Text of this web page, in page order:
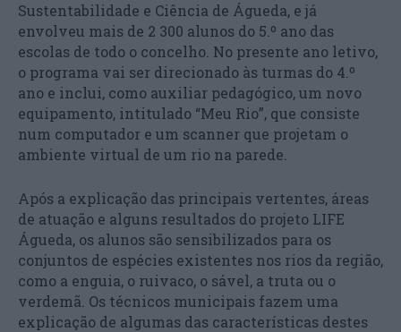
Sustentabilidade e Ciência de Águeda, e já
envolveu mais de 2 300 alunos do 5.º ano das
escolas de todo o concelho. No presente ano letivo,
o programa vai ser direcionado às turmas do 4.º
ano e inclui, como auxiliar pedagógico, um novo
equipamento, intitulado “Meu Rio”, que consiste
num computador e um scanner que projetam o
ambiente virtual de um rio na parede.
Após a explicação das principais vertentes, áreas
de atuação e alguns resultados do projeto LIFE
Águeda, os alunos são sensibilizados para os
conjuntos de espécies existentes nos rios da região,
como a enguia, o ruivaco, o sável, a truta ou o
verdemã. Os técnicos municipais fazem uma
explicação de algumas das características destes